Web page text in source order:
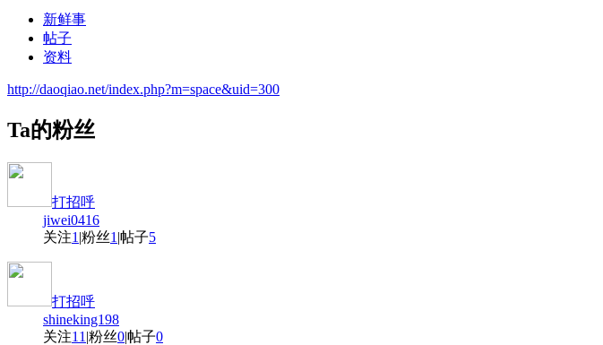
新鲜事
帖子
资料
http://daoqiao.net/index.php?m=space&uid=300
Ta的粉丝
打招呼
jiwei0416
关注1 |粉丝1 |帖子5
打招呼
shineking198
关注11 |粉丝0|帖子0